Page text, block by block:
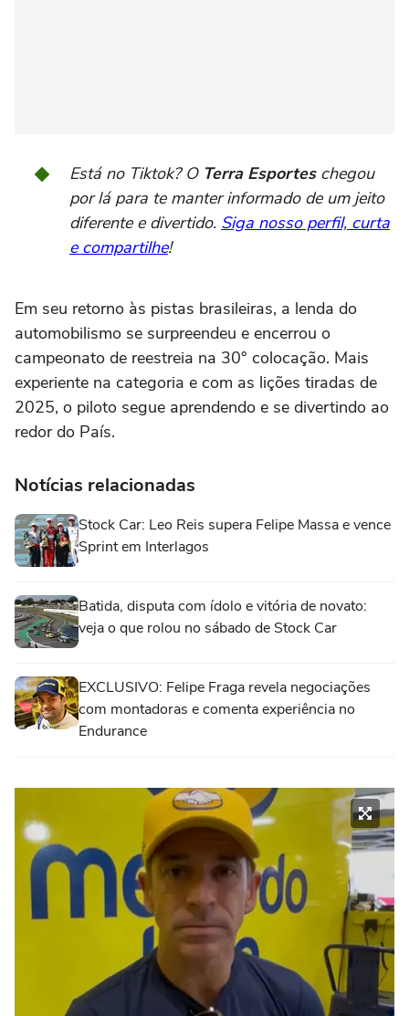
Está no Tiktok? O Terra Esporteschegou
por lá para te manter informado de um jeito
diferente e divertido. Siga nosso perfil, curta
e compartilhe!
Em seu retorno às pistas brasileiras, a lenda do
automobilismo se surpreendeu e encerrou o
campeonato de reestreia na 30° colocação. Mais
experiente na categoria e com as lições tiradas de
2025, o piloto segue aprendendo e se divertindo ao
redor do País.
Notícias relacionadas
Stock Car: Leo Reis supera Felipe Massa e vence
Sprint em Interlagos
Batida, disputa com ídolo e vitória de novato:
veja o que rolou no sábado de Stock Car
EXCLUSIVO: Felipe Fraga revela negociações
com montadoras e comenta experiência no
Endurance